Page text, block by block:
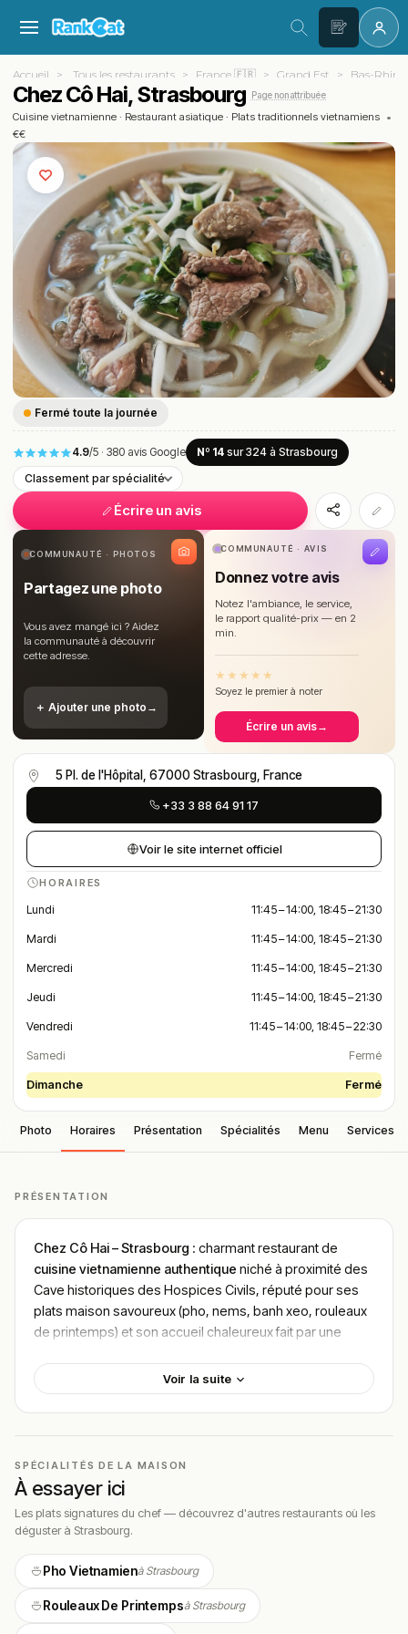
Accueil Tous les restaurants France 🇫🇷 Grand Est Bas-Rhin
Chez Cô Hai, Strasbourg Page non attribuée
Cuisine vietnamienne · Restaurant asiatique · Plats traditionnels vietnamiens •
€€
Fermé toute la journée
4.9/5 · 380 avis Google Nº 14 sur 324 à Strasbourg
Classement par spécialité
Écrire un avis
COMMUNAUTÉ · PHOTOS
Partagez une photo
Vous avez mangé ici ? Aidez
la communauté à découvrir
cette adresse.
＋ Ajouter une photo →
COMMUNAUTÉ · AVIS
Donnez votre avis
Notez l'ambiance, le service,
le rapport qualité-prix — en 2
min.
★ ★ ★ ★ ★
Soyez le premier à noter
Écrire un avis→
5 Pl. de l'Hôpital, 67000 Strasbourg, France
+33 3 88 64 91 17
Voir le site internet officiel
HORAIRES
Lundi 11:45 – 14:00, 18:45 – 21:30
Mardi 11:45 – 14:00, 18:45 – 21:30
Mercredi 11:45 – 14:00, 18:45 – 21:30
Jeudi 11:45 – 14:00, 18:45 – 21:30
Vendredi 11:45 – 14:00, 18:45 – 22:30
Samedi Fermé
Dimanche Fermé
Photo Horaires Présentation Spécialités Menu Services
PRÉSENTATION
Chez Cô Hai – Strasbourg : charmant restaurant de
cuisine vietnamienne authentique niché à proximité des
Cave historiques des Hospices Civils, réputé pour ses
plats maison savoureux (pho, nems, banh xeo, rouleaux
de printemps) et son accueil chaleureux fait par une
dépaysant dans une ambiance conviviale, budget
€.
Localisation
Chez Cô Hai se trouve au
Strasbourg (Bas-Rhin, Grand Est)
cathédrale, la Petite France et les quais de l’Ill, idéal pour
L’adresse est située dans une petite rue paisible où se
mêlent restaurants et lieux historiques, ce qui en fait une
halte appréciée des locaux comme des visiteurs.
Voir la suite
SPÉCIALITÉS DE LA MAISON
À essayer ici
Les plats signatures du chef — découvrez d'autres restaurants où les
déguster à Strasbourg.
Pho Vietnamienà Strasbourg
Rouleaux De Printempsà Strasbourg